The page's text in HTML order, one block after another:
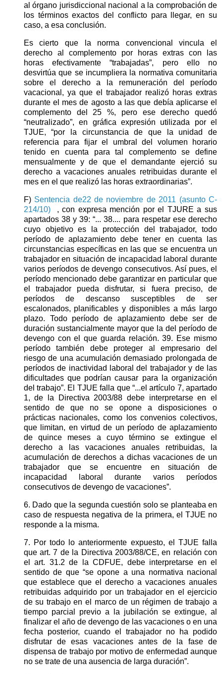
al órgano jurisdiccional nacional a la comprobación de
los términos exactos del conflicto para llegar, en su
caso, a esa conclusión.
Es cierto que la norma convencional vincula el
derecho al complemento por horas extras con las
horas efectivamente “trabajadas”, pero ello no
desvirtúa que se incumpliera la normativa comunitaria
sobre el derecho a la remuneración del período
vacacional, ya que el trabajador realizó horas extras
durante el mes de agosto a las que debía aplicarse el
complemento del 25 %, pero ese derecho quedó
“neutralizado”, en gráfica expresión utilizada por el
TJUE, “por la circunstancia de que la unidad de
referencia para fijar el umbral del volumen horario
tenido en cuenta para tal complemento se define
mensualmente y de que el demandante ejerció su
derecho a vacaciones anuales retribuidas durante el
mes en el que realizó las horas extraordinarias”.
F) Sentencia de22 de noviembre de 2011 (asunto C-
214/10), con expresa mención por el TJURE a sus
apartados 38 y 39: “... 38.... para respetar ese derecho
cuyo objetivo es la protección del trabajador, todo
período de aplazamiento debe tener en cuenta las
circunstancias específicas en las que se encuentra un
trabajador en situación de incapacidad laboral durante
varios períodos de devengo consecutivos. Así pues, el
período mencionado debe garantizar en particular que
el trabajador pueda disfrutar, si fuera preciso, de
períodos de descanso susceptibles de ser
escalonados, planificables y disponibles a más largo
plazo. Todo período de aplazamiento debe ser de
duración sustancialmente mayor que la del período de
devengo con el que guarda relación. 39. Ese mismo
período también debe proteger al empresario del
riesgo de una acumulación demasiado prolongada de
períodos de inactividad laboral del trabajador y de las
dificultades que podrían causar para la organización
del trabajo”. El TJUE falla que “...el artículo 7, apartado
1, de la Directiva 2003/88 debe interpretarse en el
sentido de que no se opone a disposiciones o
prácticas nacionales, como los convenios colectivos,
que limitan, en virtud de un período de aplazamiento
de quince meses a cuyo término se extingue el
derecho a las vacaciones anuales retribuidas, la
acumulación de derechos a dichas vacaciones de un
trabajador que se encuentre en situación de
incapacidad laboral durante varios períodos
consecutivos de devengo de vacaciones”.
6. Dado que la segunda cuestión solo se planteaba en
caso de respuesta negativa de la primera, el TJUE no
responde a la misma.
7. Por todo lo anteriormente expuesto, el TJUE falla
que art. 7 de la Directiva 2003/88/CE, en relación con
el art. 31.2 de la CDFUE, debe interpretarse en el
sentido de que “se opone a una normativa nacional
que establece que el derecho a vacaciones anuales
retribuidas adquirido por un trabajador en el ejercicio
de su trabajo en el marco de un régimen de trabajo a
tiempo parcial previo a la jubilación se extingue, al
finalizar el año de devengo de las vacaciones o en una
fecha posterior, cuando el trabajador no ha podido
disfrutar de esas vacaciones antes de la fase de
dispensa de trabajo por motivo de enfermedad aunque
no se trate de una ausencia de larga duración”.